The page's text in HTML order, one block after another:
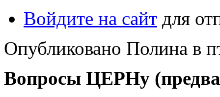
Войдите на сайт для
Опубликовано Полина в
Вопросы ЦЕРНу